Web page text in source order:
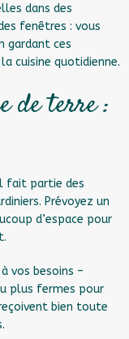
dans des
fenêtres : vous
gardant ces
cuisine quotidienne.
de terre :
fait partie des
Prévoyez un
d’espace pour
vos besoins –
plus fermes pour
bien toute